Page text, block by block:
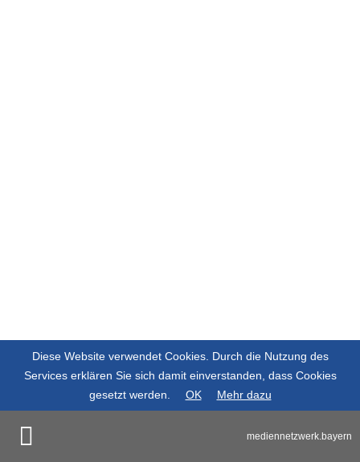
mediennetzwerk.bayern
Diese Website verwendet Cookies. Durch die Nutzung des
Services erklären Sie sich damit einverstanden, dass Cookies
gesetzt werden.
OK Mehr dazu